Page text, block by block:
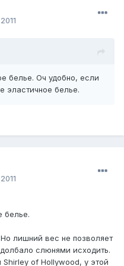
белье. Оч удобно, если
эластичное белье.
белье.
лишний вес не позволяет
слюнями исходить.
of Hollywood, у этой